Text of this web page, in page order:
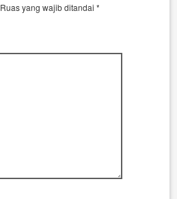
Ruas yang wajib ditandai*